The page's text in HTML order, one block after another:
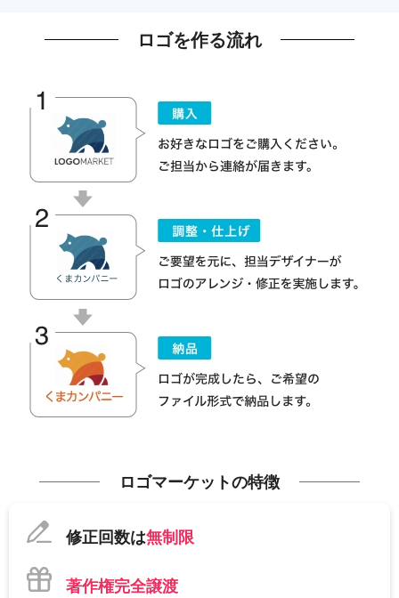
ロゴを作る流れ
ロゴマーケットの特徴
修正回数は無制限
著作権完全譲渡